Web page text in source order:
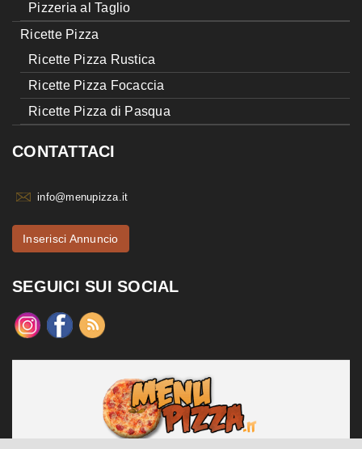
Pizzeria al Taglio
Ricette Pizza
Ricette Pizza Rustica
Ricette Pizza Focaccia
Ricette Pizza di Pasqua
CONTATTACI
info@menupizza.it
Inserisci Annuncio
SEGUICI SUI SOCIAL